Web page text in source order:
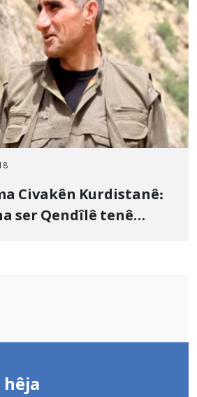
Civakên Kurdistanê:
ser Qendîlê tenê